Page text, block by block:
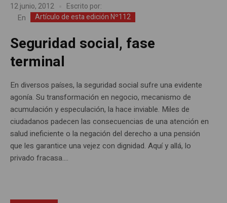
12 junio, 2012
Escrito por:
En
Artículo de esta edición Nº112
Seguridad social, fase
terminal
En diversos países, la seguridad social sufre una evidente
agonía. Su transformación en negocio, mecanismo de
acumulación y especulación, la hace inviable. Miles de
ciudadanos padecen las consecuencias de una atención en
salud ineficiente o la negación del derecho a una pensión
que les garantice una vejez con dignidad. Aquí y allá, lo
privado fracasa....